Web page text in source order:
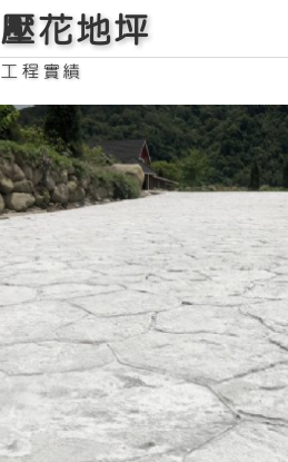
壓花地坪
工程實績